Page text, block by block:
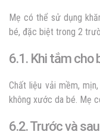
Mẹ có thể sử dụng
bé, đặc biệt trong 2
6.1. Khi tắm cho
Chất liệu vải mềm,
không xước da bé. Mẹ
6.2. Trước và